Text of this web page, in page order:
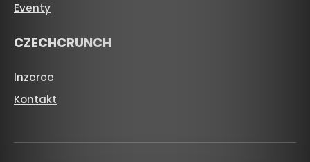
Eventy
CZECHCRUNCH
Inzerce
Kontakt